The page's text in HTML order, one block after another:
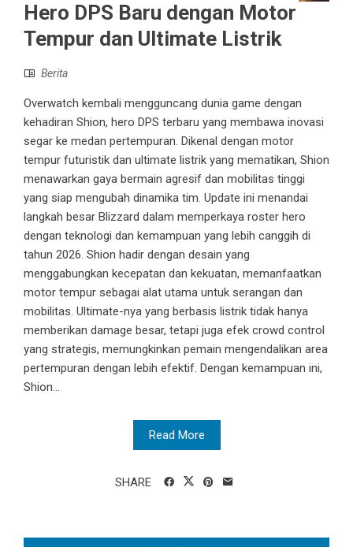
Hero DPS Baru dengan Motor
Tempur dan Ultimate Listrik
Berita
Overwatch kembali mengguncang dunia game dengan
kehadiran Shion, hero DPS terbaru yang membawa inovasi
segar ke medan pertempuran. Dikenal dengan motor
tempur futuristik dan ultimate listrik yang mematikan, Shion
menawarkan gaya bermain agresif dan mobilitas tinggi
yang siap mengubah dinamika tim. Update ini menandai
langkah besar Blizzard dalam memperkaya roster hero
dengan teknologi dan kemampuan yang lebih canggih di
tahun 2026. Shion hadir dengan desain yang
menggabungkan kecepatan dan kekuatan, memanfaatkan
motor tempur sebagai alat utama untuk serangan dan
mobilitas. Ultimate-nya yang berbasis listrik tidak hanya
memberikan damage besar, tetapi juga efek crowd control
yang strategis, memungkinkan pemain mengendalikan area
pertempuran dengan lebih efektif. Dengan kemampuan ini,
Shion...
Read More
SHARE